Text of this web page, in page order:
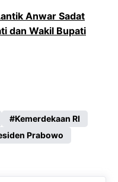
Anwar Sadat
dan Wakil Bupati
Kemerdekaan RI
Prabowo